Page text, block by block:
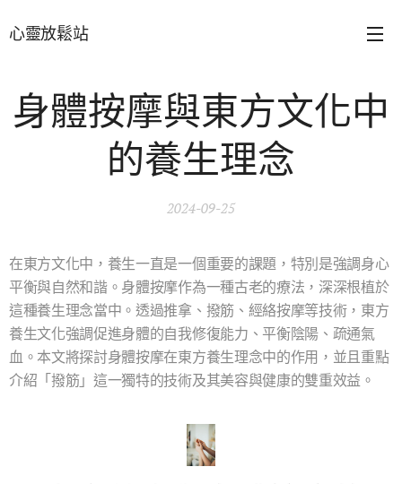
心靈放鬆站
身體按摩與東方文化中
的養生理念
2024-09-25
在東方文化中，養生一直是一個重要的課題，特別是強調身心
平衡與自然和諧。身體按摩作為一種古老的療法，深深根植於
這種養生理念當中。透過推拿、撥筋、經絡按摩等技術，東方
養生文化強調促進身體的自我修復能力、平衡陰陽、疏通氣
血。本文將探討身體按摩在東方養生理念中的作用，並且重點
介紹「撥筋」這一獨特的技術及其美容與健康的雙重效益。